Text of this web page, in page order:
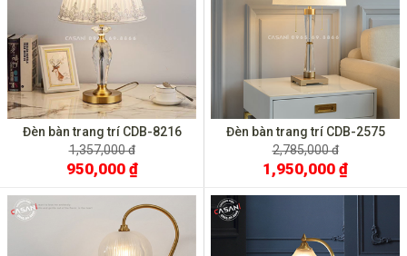
Đèn bàn trang trí CDB-8216
1,357,000 đ
950,000 ₫
Đèn bàn trang trí CDB-2575
2,785,000 đ
1,950,000 ₫